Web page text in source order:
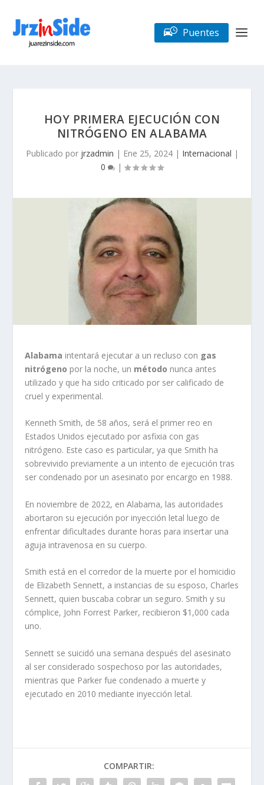
Puentes
HOY PRIMERA EJECUCIÓN CON
NITRÓGENO EN ALABAMA
Publicado por jrzadmin | Ene 25, 2024| Internacional |
0
|
Alabama intentará ejecutar a un recluso con gas
nitrógeno por la noche, un método nunca antes
utilizado y que ha sido criticado por ser calificado de
cruel y experimental.
Kenneth Smith, de 58 años, será el primer reo en
Estados Unidos ejecutado por asfixia con gas
nitrógeno. Este caso es particular, ya que Smith ha
sobrevivido previamente a un intento de ejecución tras
ser condenado por un asesinato por encargo en 1988.
En noviembre de 2022, en Alabama, las autoridades
abortaron su ejecución por inyección letal luego de
enfrentar dificultades durante horas para insertar una
aguja intravenosa en su cuerpo.
Smith está en el corredor de la muerte por el homicidio
de Elizabeth Sennett, a instancias de su esposo, Charles
Sennett, quien buscaba cobrar un seguro. Smith y su
cómplice, John Forrest Parker, recibieron $1,000 cada
uno.
Sennett se suicidó una semana después del asesinato
al ser considerado sospechoso por las autoridades,
mientras que Parker fue condenado a muerte y
ejecutado en 2010 mediante inyección letal.
COMPARTIR: